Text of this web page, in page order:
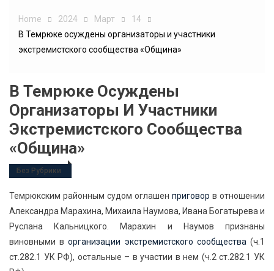
Home 2024 Март
14
В Темрюке осуждены организаторы и участники
экстремистского сообщества «Община»
В Темрюке Осуждены
Организаторы И Участники
Экстремистского Сообщества
«Община»
Без Рубрики
Темрюкским районным судом оглашен приговор в отношении
Александра Марахина, Михаила Наумова, Ивана Богатырева и
Руслана Кальницкого. Марахин и Наумов признаны
виновными ворганизации экстремистского сообщества (ч.1
ст.282.1 УК РФ), остальные – в участии в нем (ч.2 ст.282.1 УК